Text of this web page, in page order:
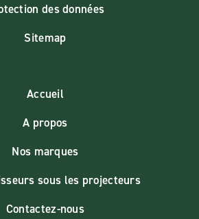
des données
Sitemap
Accueil
A propos
Nos marques
sous les projecteurs
Contactez-nous